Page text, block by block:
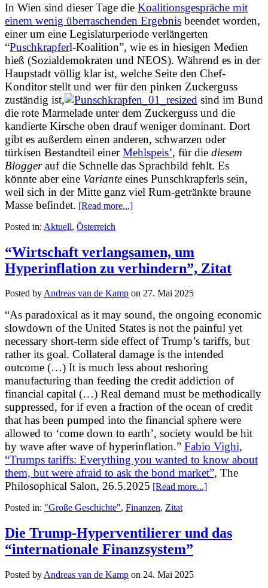
In Wien sind dieser Tage die Koalitionsgespräche mit
einem wenig überraschenden Ergebnis beendet worden,
einer um eine Legislaturperiode verlängerten
“Puschkrapferl-Koalition”, wie es in hiesigen Medien
hieß (Sozialdemokraten und NEOS). Während es in der
Haupstadt völlig klar ist, welche Seite den Chef-
Konditor stellt und wer für den pinken Zuckerguss
zuständig ist,
sind im Bund
die rote Marmelade unter dem Zuckerguss und die
kandierte Kirsche oben drauf weniger dominant. Dort
gibt es außerdem einen anderen, schwarzen oder
türkisen Bestandteil einerMehlspeis’, für die diesem
Bloggerauf die Schnelle das Sprachbild fehlt. Es
könnte aber eine Variante eines Punschkrapferls sein,
weil sich in der Mitte ganz viel Rum-getränkte braune
Masse befindet. [Read more...]
Posted in: Aktuell, Österreich
“Wirtschaft verlangsamen, um
Hyperinflation zu verhindern”, Zitat
Posted byAndreas van de Kamp on 27. Mai 2025
“As paradoxical as it may sound, the ongoing economic
slowdown of the United States is not the painful yet
necessary short-term side effect of Trump’s tariffs, but
rather its goal. Collateral damage is the intended
outcome (…) It is much less about reshoring
manufacturing than feeding the credit addiction of
financial capital (…) Real demand must be methodically
suppressed, for if even a fraction of the ocean of credit
that has been pumped into the financial sphere were
allowed to ‘come down to earth’, society would be hit
by wave after wave of hyperinflation.” Fabio Vighi,
“Trumps tariffs: Everything you wanted to know about
them, but were afraid to ask the bond market”, The
Philosophical Salon, 26.5.2025 [Read more...]
Posted in: "Große Geschichte", Finanzen, Zitat
Die Trump-Hyperventilierer und das
“internationale Finanzsystem”
Posted by Andreas van de Kamp on 24. Mai 2025